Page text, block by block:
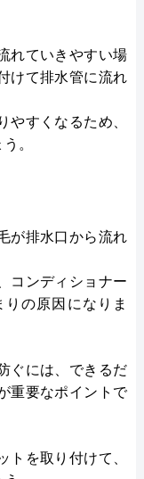
れていきやすい場
けて排水管に流れ
やすくなるため、
。
が排水口から流れ
コンディショナー
の原因になりま
ぐには、できるだ
重要なポイントで
トを取り付けて、